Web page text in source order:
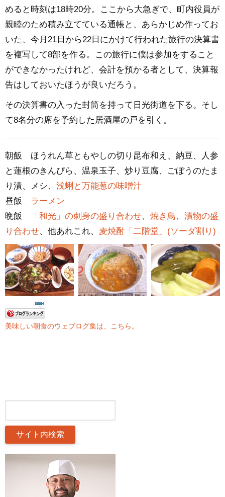
めると時刻は18時20分。ここから大急ぎで、町内役員が
親睦のため積み立てている通帳と、あらかじめ作ってお
いた、今月21日から22日にかけて行われた旅行の決算書
を複写して8部を作る。この旅行に僕は参加をすること
ができなかったけれど、会計を預かる者として、決算報
告はしておいたほうが良いだろう。
その決算書の入った封筒を持って日光街道を下る。そし
て8名分の席を予約した居酒屋の戸を引く。
朝飯 ほうれん草ともやしの切り昆布和え、納豆、人参
と蓮根のきんぴら、温泉玉子、炒り豆腐、ごぼうのたま
り漬、メシ、 浅蜊と万能葱の味噌汁
昼飯 ラーメン
晩飯
「和光」の刺身の盛り合わせ、 焼き鳥 、 漬物の盛
り合わせ、他あれこれ、 麦焼酎「二階堂」(ソーダ割り)
美味しい朝食のウェブログ集は、こちら。